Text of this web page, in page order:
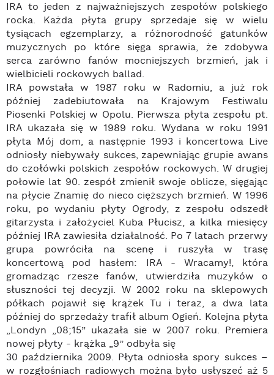
IRA to jeden z najważniejszych zespołów polskiego
rocka. Każda płyta grupy sprzedaje się w wielu
tysiącach egzemplarzy, a różnorodność gatunków
muzycznych po które sięga sprawia, że zdobywa
serca zarówno fanów mocniejszych brzmień, jak i
wielbicieli rockowych ballad.
IRA powstała w 1987 roku w Radomiu, a już rok
później zadebiutowała na Krajowym Festiwalu
Piosenki Polskiej w Opolu. Pierwsza płyta zespołu pt.
IRA ukazała się w 1989 roku. Wydana w roku 1991
płyta Mój dom, a następnie 1993 i koncertowa Live
odniosły niebywały sukces, zapewniając grupie awans
do czołówki polskich zespołów rockowych. W drugiej
połowie lat 90. zespół zmienił swoje oblicze, sięgając
na płycie Znamię do nieco cięższych brzmień. W 1996
roku, po wydaniu płyty Ogrody, z zespołu odszedł
gitarzysta i założyciel Kuba Płucisz, a kilka miesięcy
później IRA zawiesiła działalność. Po 7 latach przerwy
grupa powróciła na scenę i ruszyła w trasę
koncertową pod hasłem: IRA - Wracamy!, która
gromadząc rzesze fanów, utwierdziła muzyków o
słuszności tej decyzji. W 2002 roku na sklepowych
półkach pojawił się krążek Tu i teraz, a dwa lata
później do sprzedaży trafił album Ogień. Kolejna płyta
„Londyn „08;15” ukazała sie w 2007 roku. Premiera
nowej płyty - krążka „9” odbyła się
30 października 2009. Płyta odniosła spory sukces –
w rozgłośniach radiowych można było usłyszeć aż 5